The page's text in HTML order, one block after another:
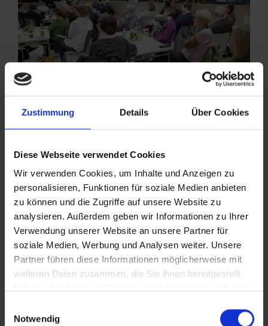
Zustimmung Details Über Cookies
Diese Webseite verwendet Cookies
Wir verwenden Cookies, um Inhalte und Anzeigen zu
personalisieren, Funktionen für soziale Medien anbieten
zu können und die Zugriffe auf unsere Website zu
analysieren. Außerdem geben wir Informationen zu Ihrer
Verwendung unserer Website an unsere Partner für
soziale Medien, Werbung und Analysen weiter. Unsere
Partner führen diese Informationen möglicherweise mit
weiteren Daten zusammen, die Sie ihnen bereitgestellt
Weitere Informationen zur Datenverarbeitung stehen in
Notwendig